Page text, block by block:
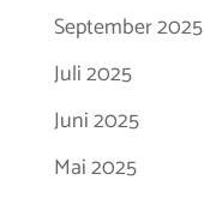
September 2025
Juli 2025
Juni 2025
Mai 2025